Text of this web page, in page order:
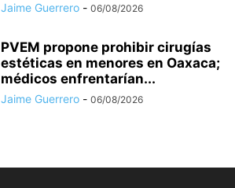
Jaime Guerrero - 06/08/2026
PVEM propone prohibir cirugías
estéticas en menores en Oaxaca;
médicos enfrentarían...
Jaime Guerrero - 06/08/2026